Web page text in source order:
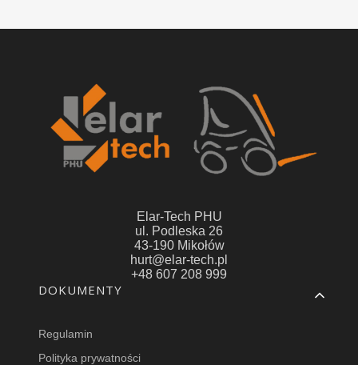
Elar-Tech PHU
ul. Podleska 26
43-190 Mikołów
hurt@elar-tech.pl
+48 607 208 999
Linki w stopce
DOKUMENTY
Regulamin
Polityka prywatności